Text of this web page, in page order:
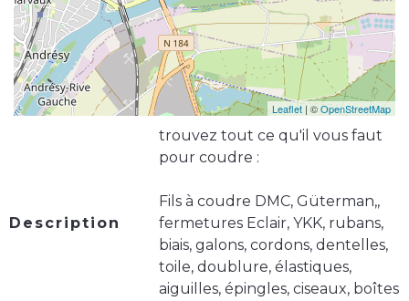
Leaflet | ©OpenStreetMap
Description
trouvez tout ce qu'il vous faut
pour coudre :
Fils à coudre DMC, Güterman,,
fermetures Eclair, YKK, rubans,
biais, galons, cordons, dentelles,
toile, doublure, élastiques,
aiguilles, épingles, ciseaux, boîtes